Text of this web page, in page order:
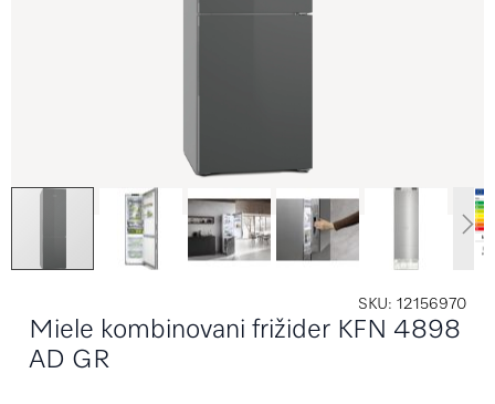
SKU 12156970
Miele kombinovani frižider KFN 4898
AD GR